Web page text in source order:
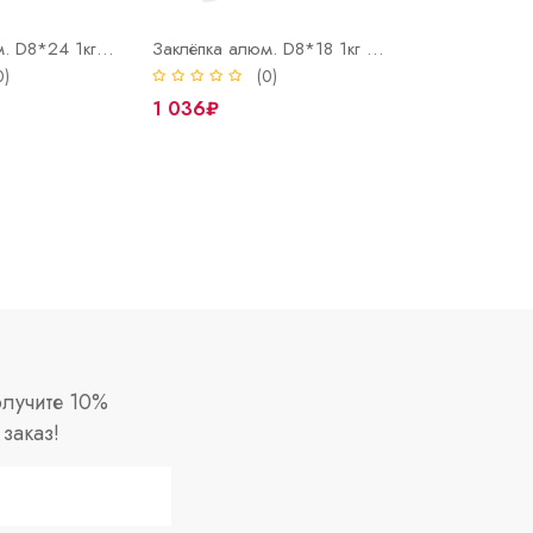
Заклёпка алюм. D8*24 1кг (260 штук) Заклёпка алюм. D8*18 1кг (343 шт.)
(0)
1 036₽
10%